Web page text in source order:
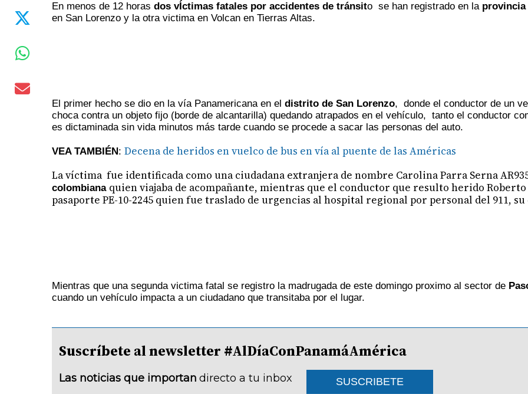
En menos de 12 horasdos vÍctimas fatales por accidentes de tránsito se han registrado en laprovincia
en San Lorenzo y la otra victima en Volcan en Tierras Altas.
El primer hecho se dio en la vía Panamericana en el distrito de San Lorenzo, donde el conductor de un
choca contra un objeto fijo (borde de alcantarilla) quedando atrapados en el vehículo, tanto el conductor
es dictaminada sin vida minutos más tarde cuando se procede a sacar las personas del auto.
VEA TAMBIÉN :Decena de heridos en vuelco de bus en vía al puente de las Américas
La víctima fue identificada como una ciudadana extranjera de nombre Carolina Parra Serna
colombiana quien viajaba de acompañante, mientras que el conductor que resulto herido
pasaporte PE-10-2245 quien fue traslado de urgencias al hospital regional por personal del 911,
Mientras que una segunda victima fatal se registro la madrugada de este domingo proximo al sector de
cuando un vehículo impacta a un ciudadano que transitaba por el lugar.
Suscríbete al newsletter #AlDíaConPanamáAmérica
Las noticias que importan directo a tu inbox SUSCRIBETE